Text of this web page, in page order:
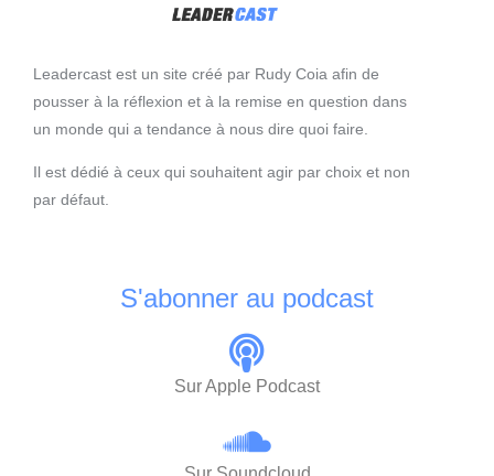
Leadercast est un site créé par Rudy Coia afin de
pousser à la réflexion et à la remise en question dans
un monde qui a tendance à nous dire quoi faire.
Il est dédié à ceux qui souhaitent agir par choix et non
par défaut.
S'abonner au podcast
Sur Apple Podcast